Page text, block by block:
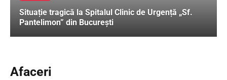
Situație tragică la Spitalul Clinic de Urgență „Sf.
Pantelimon” din București
Afaceri